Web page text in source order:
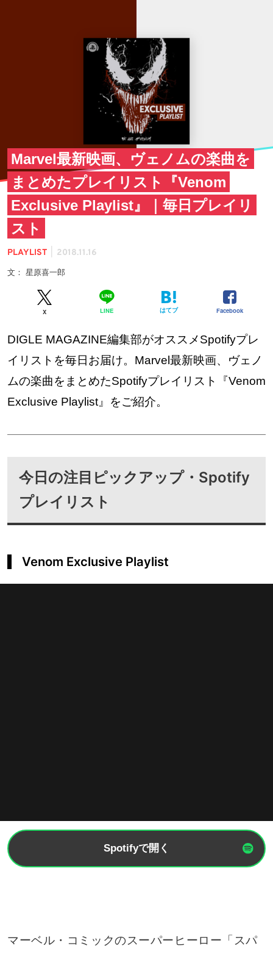
Marvel最新映画、ヴェノムの楽曲を
まとめたプレイリスト『Venom
Exclusive Playlist』｜毎日プレイリ
スト
PLAYLIST 2018.11.16
文： 星原喜一郎
X LINE はてブ Facebook
DIGLE MAGAZINE編集部がオススメSpotifyプレ
イリストを毎日お届け。Marvel最新映画、ヴェノ
ムの楽曲をまとめたSpotifyプレイリスト『Venom
Exclusive Playlist』をご紹介。
今日の注目ピックアップ・Spotify
プレイリスト
Venom Exclusive Playlist
Spotifyで開く
マーベル・コミックのスーパーヒーロー「スパ